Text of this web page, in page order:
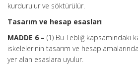
kurdurulur ve söktürülür.
Tasarım ve hesap esasları
MADDE 6 – (1) Bu Tebliğ kapsamındaki
iskelelerinin tasarım ve
yer alan esaslara uyulur.